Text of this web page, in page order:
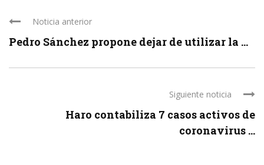
Noticia anterior
Pedro Sánchez propone dejar de utilizar la ...
Siguiente noticia
Haro contabiliza 7 casos activos de
coronavirus ...